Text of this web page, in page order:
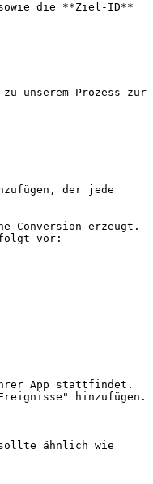
die **Ziel-ID**
unserem Prozess zur
der jede
Conversion erzeugt.
folgt vor:
App stattfindet.
hinzufügen.
ähnlich wie